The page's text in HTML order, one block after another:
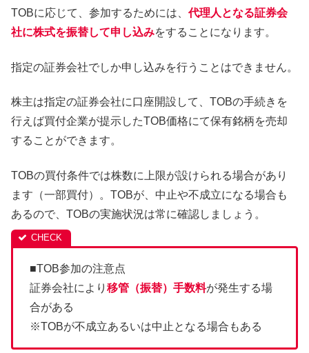
TOBに応じて、参加するためには、代理人となる証券会
社に株式を振替して申し込みをすることになります。
指定の証券会社でしか申し込みを行うことはできません。
株主は指定の証券会社に口座開設して、TOBの手続きを
行えば買付企業が提示したTOB価格にて保有銘柄を売却
することができます。
TOBの買付条件では株数に上限が設けられる場合があり
ます（一部買付）。TOBが、中止や不成立になる場合も
あるので、TOBの実施状況は常に確認しましょう。
■TOB参加の注意点
証券会社により 移管（振替）手数料が発生する場
合がある
※TOBが不成立あるいは中止となる場合もある